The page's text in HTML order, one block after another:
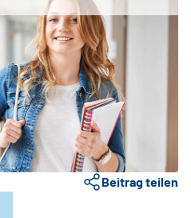
Beitrag teilen